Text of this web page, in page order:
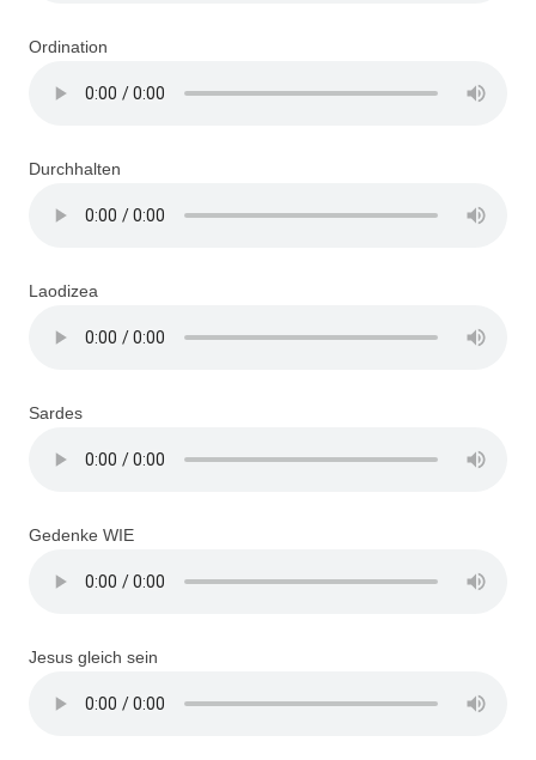
Ordination
Durchhalten
Laodizea
Sardes
Gedenke WIE
Jesus gleich sein